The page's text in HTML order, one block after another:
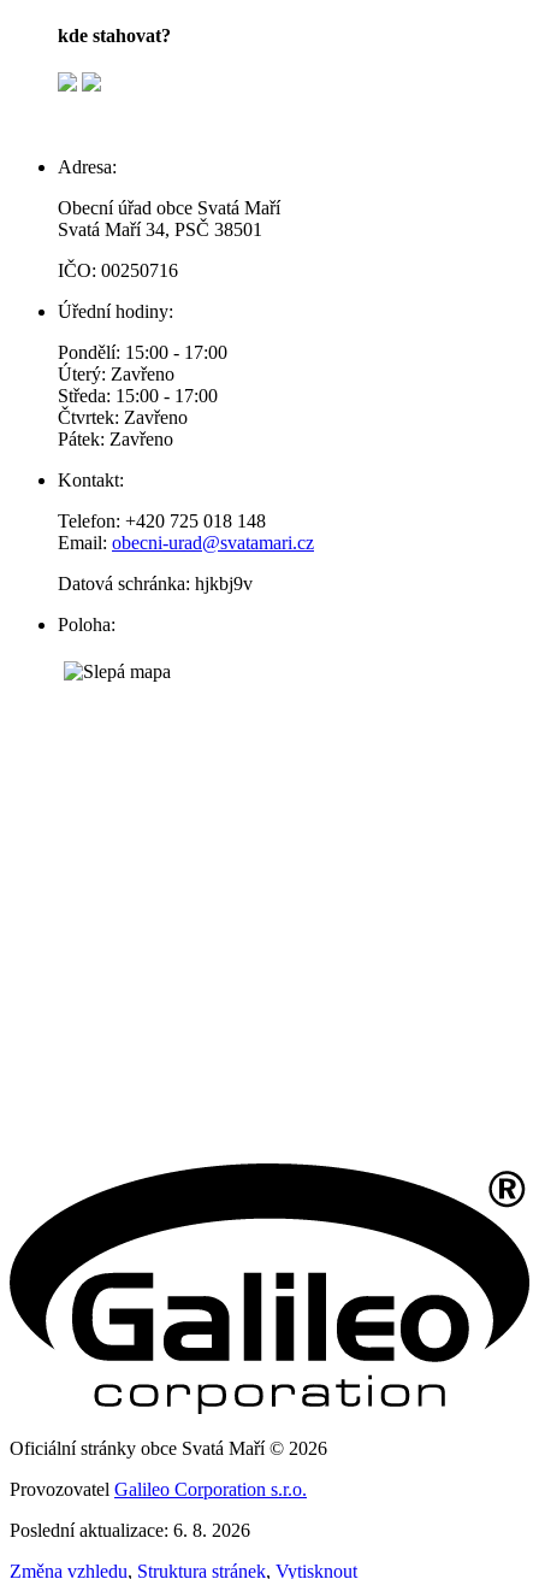
kde stahovat?
Adresa:
Obecní úřad obce Svatá Maří
Svatá Maří 34, PSČ 38501
IČO: 00250716
Úřední hodiny:
Pondělí: 15:00 - 17:00
Úterý: Zavřeno
Středa: 15:00 - 17:00
Čtvrtek: Zavřeno
Pátek: Zavřeno
Kontakt:
Telefon: +420 725 018 148
Email: obecni-urad@svatamari.cz
Datová schránka: hjkbj9v
Poloha:
Oficiální stránky obce Svatá Maří © 2026
Provozovatel Galileo Corporation s.r.o.
Poslední aktualizace: 6. 8. 2026
Změna vzhledu, Struktura stránek, Vytisknout